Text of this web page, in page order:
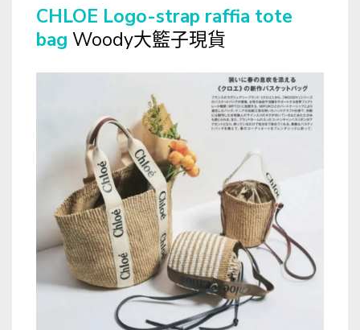
CHLOE Logo-strap raffia tote
bag Woody大籃子現貨